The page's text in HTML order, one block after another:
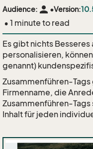
Audience: person •Version:
• 1 minute to read
Es gibt nichts
personalisieren,
genannt)
Zusammenführen-Tags
Firmenname, die
Zusammenführen-
Inhalt für jeden